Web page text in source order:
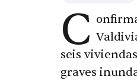
C
seis
graves